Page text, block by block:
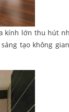
kính lớn thu hút
tạo không